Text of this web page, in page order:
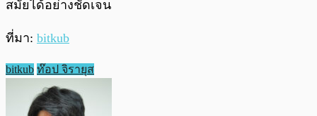
สมัยได้อย่างชัดเจน
ที่มา: bitkub
bitkub ท๊อป จิรายุส